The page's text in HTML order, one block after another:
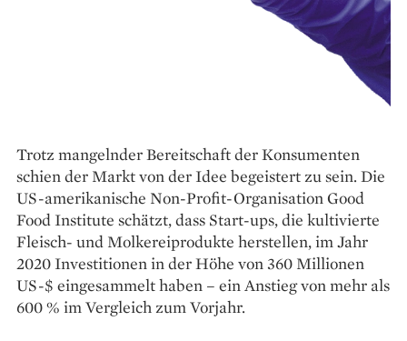
Trotz mangelnder Bereitschaft der Kon­sumenten
schien der Markt von der Idee begeistert zu sein. Die
US-amerikanische Non-Profit-Organisation Good
Food Institute schätzt, dass Start-ups, die kultivierte
Fleisch- und Molkereiprodukte herstellen, im Jahr
2020 Investitionen in der Höhe von 360 Millionen
US-$ eingesammelt haben – ein Anstieg von mehr als
600 % im Vergleich zum Vorjahr.